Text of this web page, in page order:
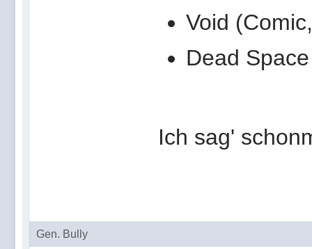
Void
Dead
Ich sag'
Gen. Bully